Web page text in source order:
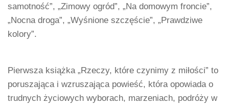
samotność”, „Zimowy ogród”, „Na domowym froncie”,
„Nocna droga”, „Wyśnione szczęście”, „Prawdziwe
kolory”.
Pierwsza książka „Rzeczy, które czynimy z miłości” to
poruszająca i wzruszająca powieść, która opowiada o
trudnych życiowych wyborach, marzeniach, podróży w